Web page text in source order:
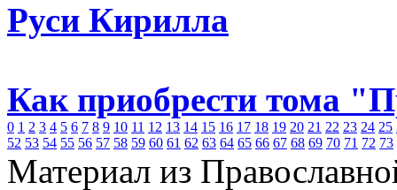
Руси Кирилла
Как приобрести тома
0 1 2 3 4 5 6 7 8 9 10 11 12 13 14 15 16 17 18 19 20 21 22 23 24 25
52 53 54 55 56 57 58 59 60 61 62 63 64 65 66 67 68 69 70 71 72 73
Материал из